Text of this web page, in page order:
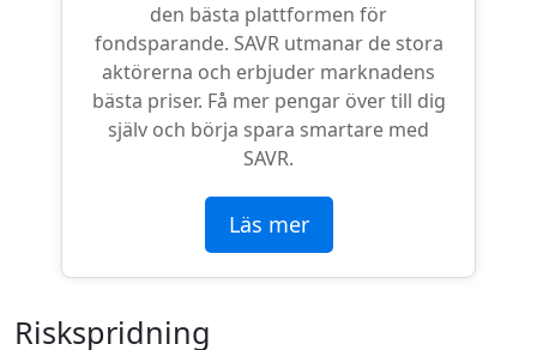
den bästa plattformen för
fondsparande. SAVR utmanar de stora
aktörerna och erbjuder marknadens
bästa priser. Få mer pengar över till dig
själv och börja spara smartare med
SAVR.
Läs mer
Riskspridning